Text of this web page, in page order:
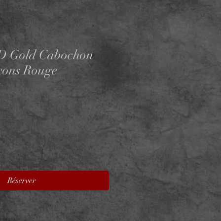
Gold Cabochon
Rouge
Réserver